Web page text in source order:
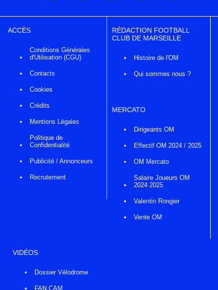
ACCÈS
Conditions Générales
d'Utilisation (CGU)
Contacts
Cookies
Crédits
Mentions Légales
Politique de
Confidentialité
Publicité / Annonceurs
Recrutement
RÉDACTION FOOTBALL
CLUB DE MARSEILLE
Histoire de l'OM
Qui sommes nous ?
MERCATO
Dirigeants OM
Effectif OM 2024 / 2025
OM Mercato
Salaire Joueurs OM
2024 2025
Valentin Rongier
Vente OM
VIDÉOS
Dossier Vélodrome
FAN CAM